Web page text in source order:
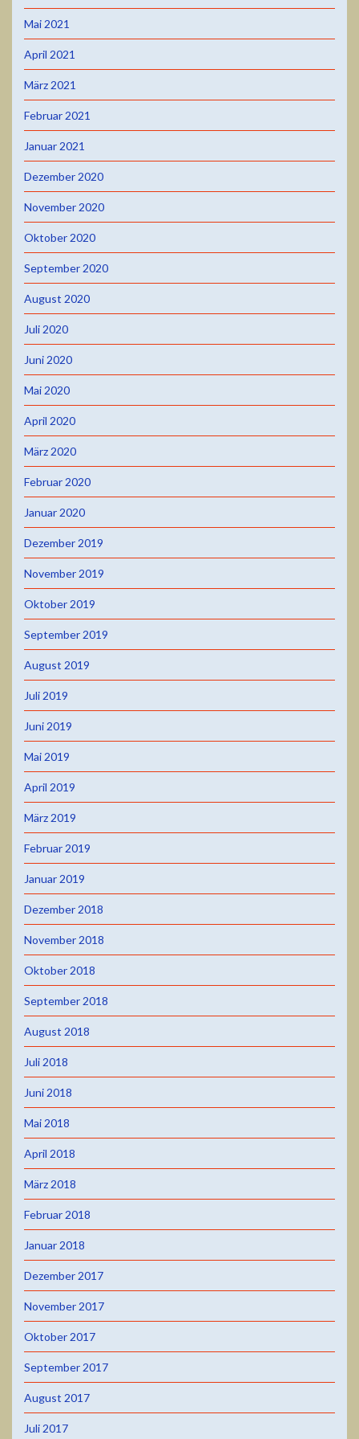
Mai 2021
April 2021
März 2021
Februar 2021
Januar 2021
Dezember 2020
November 2020
Oktober 2020
September 2020
August 2020
Juli 2020
Juni 2020
Mai 2020
April 2020
März 2020
Februar 2020
Januar 2020
Dezember 2019
November 2019
Oktober 2019
September 2019
August 2019
Juli 2019
Juni 2019
Mai 2019
April 2019
März 2019
Februar 2019
Januar 2019
Dezember 2018
November 2018
Oktober 2018
September 2018
August 2018
Juli 2018
Juni 2018
Mai 2018
April 2018
März 2018
Februar 2018
Januar 2018
Dezember 2017
November 2017
Oktober 2017
September 2017
August 2017
Juli 2017